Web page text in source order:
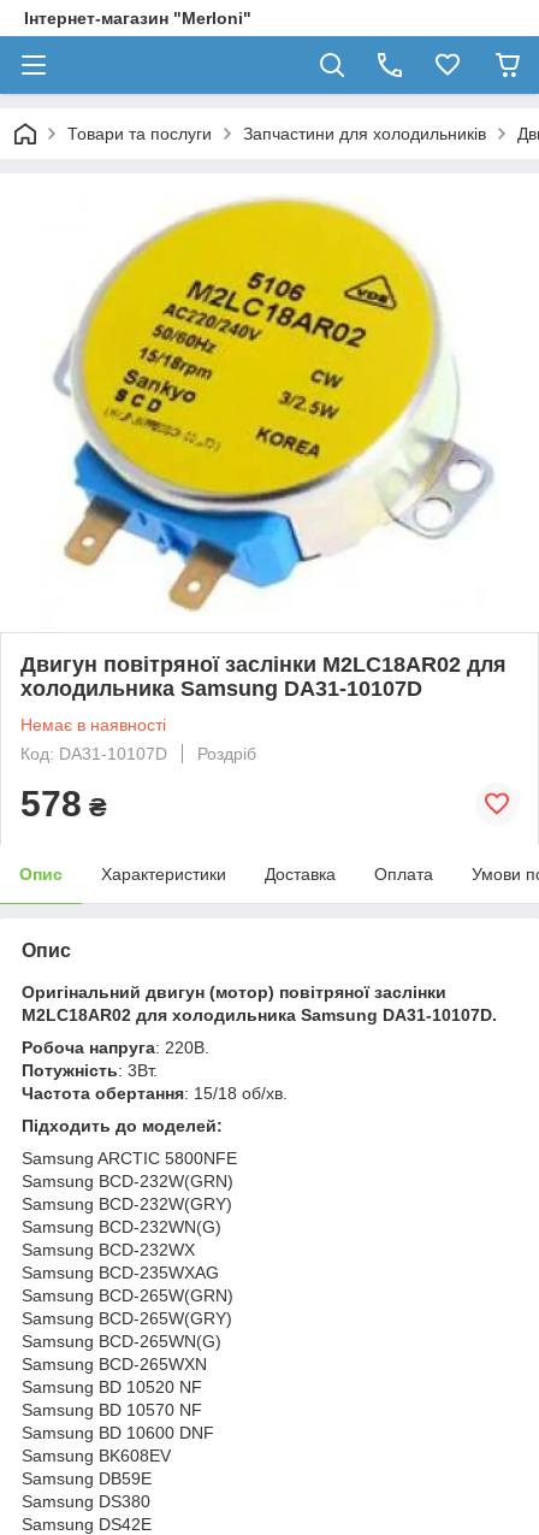
Інтернет-магазин "Merloni"
Товари та послуги Запчастини для холодильників
Двигун повітряної заслінки M2LC18AR02 для
холодильника Samsung DA31-10107D
Немає в наявності
Код: DA31-10107D
Роздріб
578 ₴
Опис Характеристики Доставка Оплата Умови
Опис
Оригінальний двигун (мотор) повітряної заслінки
M2LC18AR02 для холодильника Samsung DA31-10107D.
Робоча напруга: 220В.
Потужність: 3Вт.
Частота обертання: 15/18 об/хв.
Підходить до моделей:
Samsung ARCTIC 5800NFE
Samsung BCD-232W(GRN)
Samsung BCD-232W(GRY)
Samsung BCD-232WN(G)
Samsung BCD-232WX
Samsung BCD-235WXAG
Samsung BCD-265W(GRN)
Samsung BCD-265W(GRY)
Samsung BCD-265WN(G)
Samsung BCD-265WXN
Samsung BD 10520 NF
Samsung BD 10570 NF
Samsung BD 10600 DNF
Samsung BK608EV
Samsung DB59E
Samsung DS380
Samsung DS42E